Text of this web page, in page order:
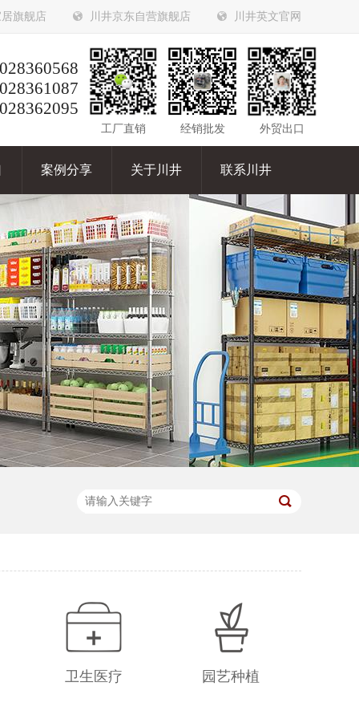
旗舰店 川井京东自营旗舰店 川井英文官网
工厂直销 经销批发 外贸出口
案例分享 关于川井 联系川井
卫生医疗 园艺种植